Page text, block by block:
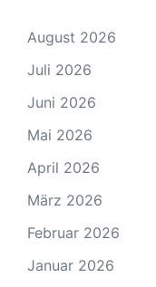
August 2026
Juli 2026
Juni 2026
Mai 2026
April 2026
März 2026
Februar 2026
Januar 2026